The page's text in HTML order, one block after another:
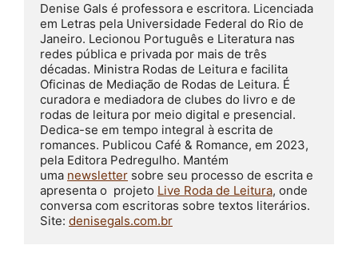
Denise Gals é professora e escritora. Licenciada
em Letras pela Universidade Federal do Rio de
Janeiro. Lecionou Português e Literatura nas
redes pública e privada por mais de três
décadas. Ministra Rodas de Leitura e facilita
Oficinas de Mediação de Rodas de Leitura. É
curadora e mediadora de clubes do livro e de
rodas de leitura por meio digital e presencial.
Dedica-se em tempo integral à escrita de
romances. Publicou Café & Romance, em 2023,
pela Editora Pedregulho. Mantém
uma newsletter sobre seu processo de escrita e
apresenta o  projeto Live Roda de Leitura, onde
conversa com escritoras sobre textos literários.
Site: denisegals.com.br